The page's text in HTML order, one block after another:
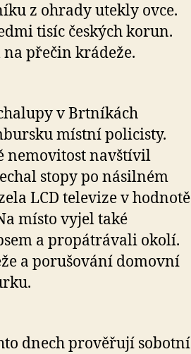
z ohrady utekly ovce.
tisíc českých korun.
přečin krádeže.
v Brtníkách
místní policisty.
nemovitost navštívil
stopy po násilném
LCD televize v hodnotě
místo vyjel také
a propátrávali okolí.
a porušování domovní
dnech prověřují sobotní